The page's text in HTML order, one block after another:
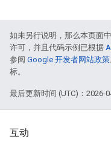
如未另行说明，那么本页面
许可，并且代码示例已根据
参阅 Google 开发者网站政策
标。
最后更新时间 (UTC)：2026-
互动